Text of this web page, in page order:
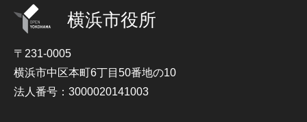
横浜市役所
〒231-0005
横浜市中区本町6丁目50番地の10
法人番号：3000020141003